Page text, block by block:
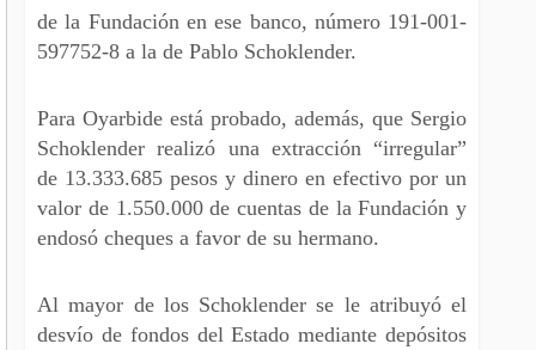
de la Fundación en ese banco, número 191-001-
597752-8 a la de Pablo Schoklender.
Para Oyarbide está probado, además, que Sergio
Schoklender realizó una extracción “irregular”
de 13.333.685 pesos y dinero en efectivo por un
valor de 1.550.000 de cuentas de la Fundación y
endosó cheques a favor de su hermano.
Al mayor de los Schoklender se le atribuyó el
desvío de fondos del Estado mediante depósitos